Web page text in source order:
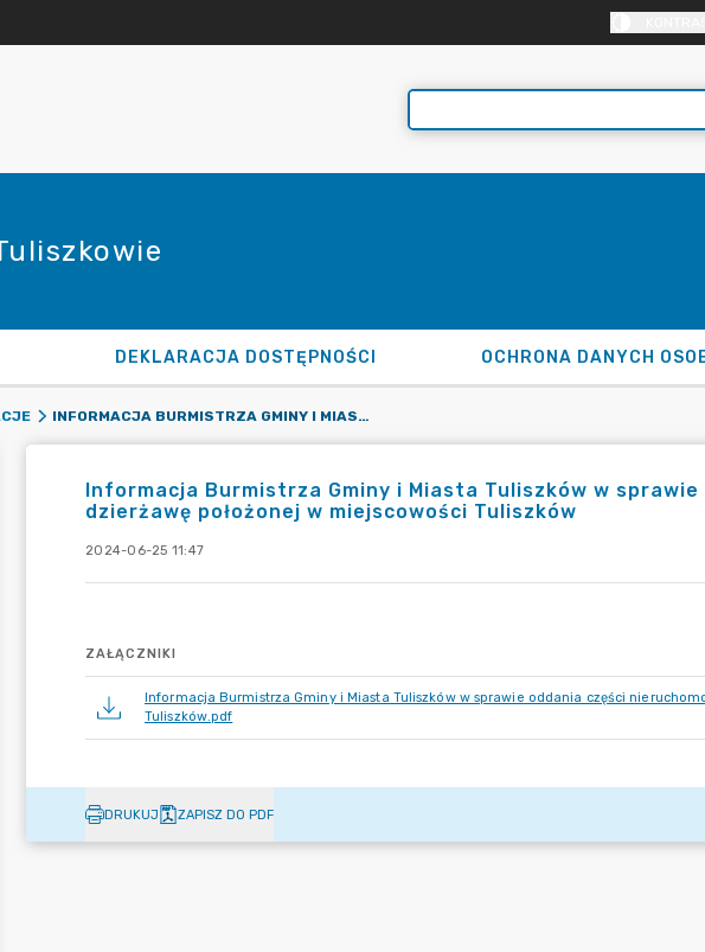
DEKLARACJA DOSTĘPNOŚCI OCHRONA DANYCH
INFORMACJA BURMISTRZA GMINY I MIASTA TULISZKÓW W SPRAWIE ODDANIA CZĘŚCI NIERUCHOMOŚCI W DZIERŻAWĘ POŁOŻONEJ W MIEJSCOWOŚCI TULISZKÓW
Informacja Burmistrza Gminy i Miasta Tuliszków w
dzierżawę położonej w miejscowości Tuliszków
2024-06-25 11:47
ZAŁĄCZNIKI
Informacja Burmistrza Gminy i Miasta Tuliszków w sprawie oddania części
Tuliszków.pdf
DRUKUJ ZAPISZ DO PDF